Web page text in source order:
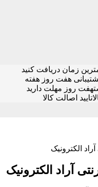
زمان دریافت کنید
هفت روز هفته
هفت روز مهلت دارید
تایید اصالت کالا
آراد الکترونیک